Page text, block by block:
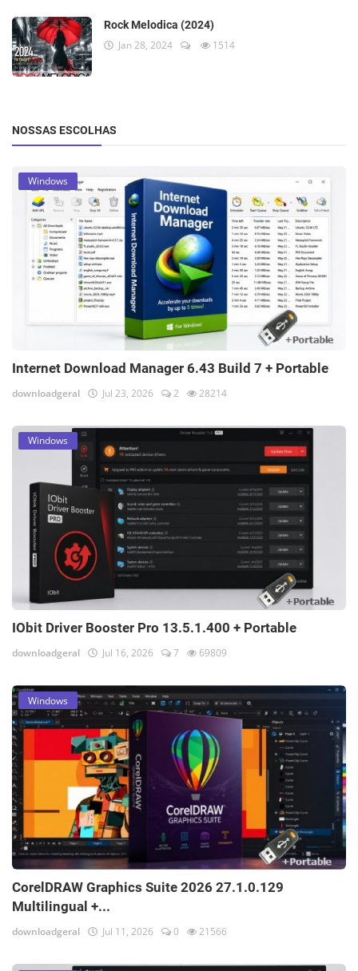
Rock Melodica (2024)
Jan 28, 2024 1514
NOSSAS ESCOLHAS
Windows
Internet Download Manager 6.43 Build 7 + Portable
downloadgeral Jul 23, 2026 2 28214
Windows
IObit Driver Booster Pro 13.5.1.400 + Portable
downloadgeral Jul 16, 2026 7 69809
Windows
CorelDRAW Graphics Suite 2026 27.1.0.129
Multilingual +...
downloadgeral Jul 11, 2026 0 21566